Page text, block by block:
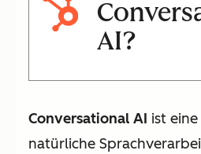
AI?
Conversational AI ist
natürliche